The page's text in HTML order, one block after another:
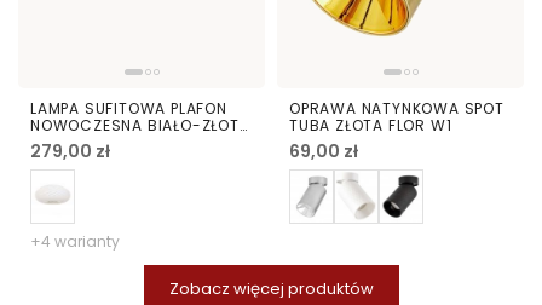
LAMPA SUFITOWA PLAFON
NOWOCZESNA BIAŁO-ZŁOTA
MONARTE D28
279,00 zł
+4 warianty
OPRAWA NATYNKOWA SPOT
TUBA ZŁOTA FLOR W1
69,00 zł
Zobacz więcej produktów